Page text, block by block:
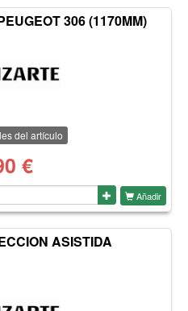
306 (1170MM)
del artículo
€
Añadir
ASISTIDA